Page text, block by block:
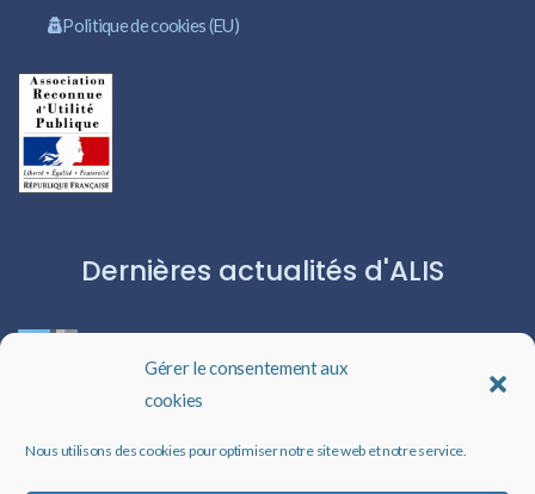
Gérer le consentement aux
cookies
Nous utilisons des cookies pour optimiser notre site web et notre service.
Politique de cookies (EU)
Dernières actualités d'ALIS
Les livres audio : une porte ouverte sur l’évasion